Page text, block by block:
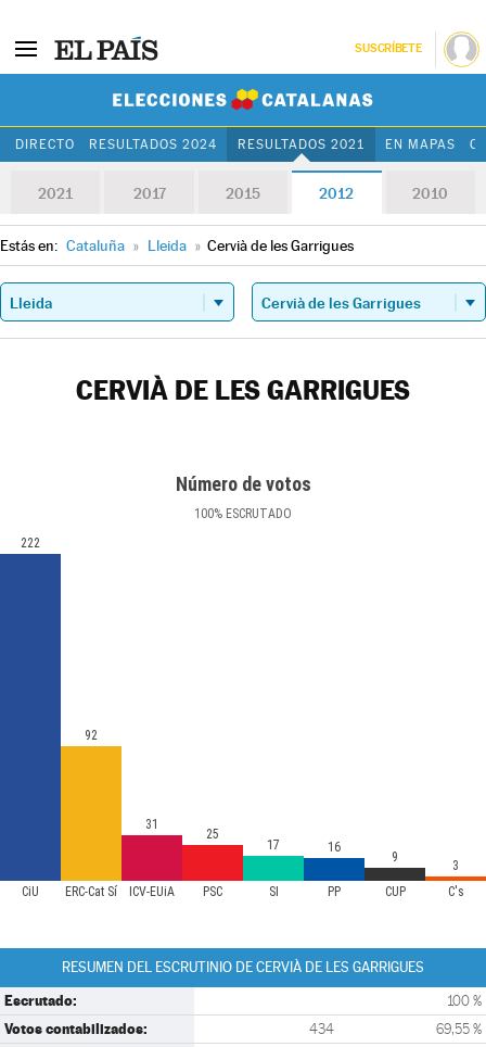
SUSCRÍBETE
DIRECTO RESULTADOS 2024 RESULTADOS 2021 EN MAPAS
2021 2017 2015 2012 2010
Estás en: Cataluña » Lleida » Cervià de les Garrigues
CERVIÀ DE LES GARRIGUES
Número de votos
100% ESCRUTADO
CiU ERC-Cat Sí ICV-EUiA PSC SI PP CUP C's
222
92
31
25
17 16
9
3
RESUMEN DEL ESCRUTINIO DE CERVIÀ DE LES GARRIGUES
Escrutado: 100 %
Votos contabilizados: 434 69,55 %